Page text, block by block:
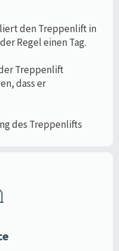
den Treppenlift in
Regel einen Tag.
Treppenlift
dass er
des Treppenlifts